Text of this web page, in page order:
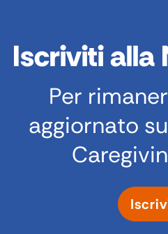
Iscriviti alla
Per
aggiornato